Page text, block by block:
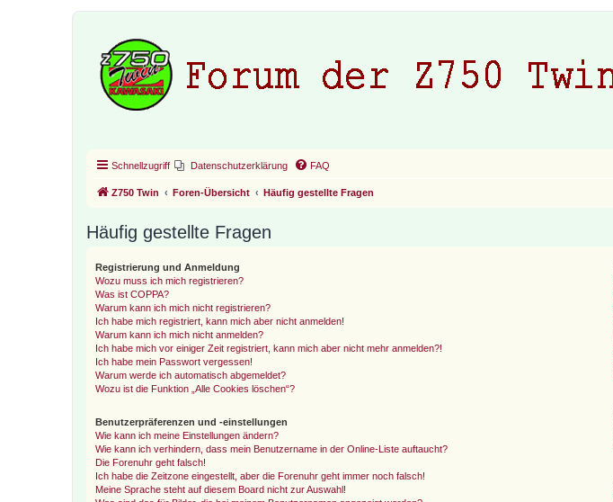
Schnellzugriff Datenschutzerklärung FAQ
Z750 Twin Foren-Übersicht Häufig gestellte Fragen
Häufig gestellte Fragen
Registrierung und Anmeldung
Wozu muss ich mich registrieren?
Was ist COPPA?
Warum kann ich mich nicht registrieren?
Ich habe mich registriert, kann mich aber nicht anmelden!
Warum kann ich mich nicht anmelden?
Ich habe mich vor einiger Zeit registriert, kann mich aber nicht mehr anmelden?!
Ich habe mein Passwort vergessen!
Warum werde ich automatisch abgemeldet?
Wozu ist die Funktion „Alle Cookies löschen“?
Benutzerpräferenzen und -einstellungen
Wie kann ich meine Einstellungen ändern?
Wie kann ich verhindern, dass mein Benutzername in der Online-Liste auftaucht?
Die Forenuhr geht falsch!
Ich habe die Zeitzone eingestellt, aber die Forenuhr geht immer noch falsch!
Meine Sprache steht auf diesem Board nicht zur Auswahl!